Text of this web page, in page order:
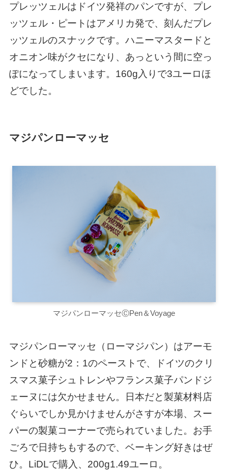
プレッツェルはドイツ発祥のパンですが、プレ
ッツェル・ピートはアメリカ発で、刻んだプレ
ッツェルのスナックです。ハニーマスタードと
オニオン味がクセになり、あっという間に空っ
ぽになってしまいます。160g入りで3ユーロほ
どでした。
マジパンローマッセ
マジパンローマッセⒸPen＆Voyage
マジパンローマッセ（ローマジパン）はアーモ
ンドと砂糖が2：1のペーストで、ドイツのクリ
スマス菓子シュトレンやフランス菓子パンドジ
ェーヌには欠かせません。日本だと製菓材料店
ぐらいでしか見かけませんがさすが本場、スー
パーの製菓コーナーで売られていました。お手
ごろで日持ちもするので、ベーキング好きはぜ
ひ。LiDLで購入、200g1.49ユーロ。